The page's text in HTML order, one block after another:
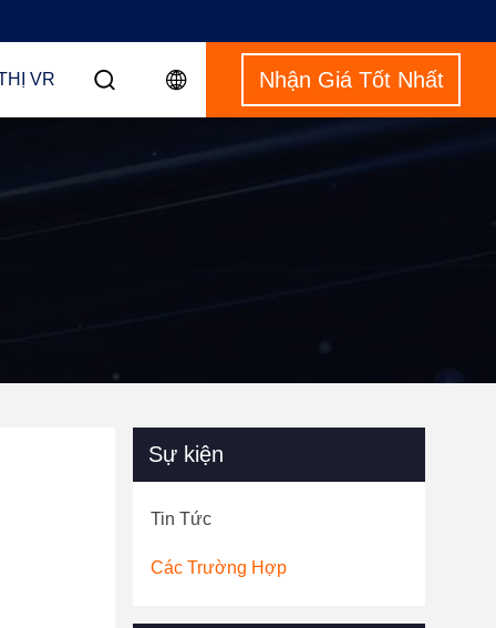
VR Nhận Giá Tốt Nhất
Sự kiện
Tin Tức
Các Trường Hợp